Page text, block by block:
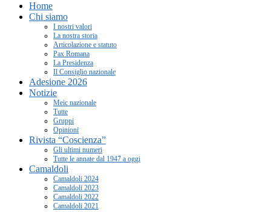
Home
Chi siamo
I nostri valori
La nostra storia
Articolazione e statuto
Pax Romana
La Presidenza
Il Consiglio nazionale
Adesione 2026
Notizie
Meic nazionale
Tutte
Gruppi
Opinioni
Rivista “Coscienza”
Gli ultimi numeri
Tutte le annate dal 1947 a oggi
Camaldoli
Camaldoli 2024
Camaldoli 2023
Camaldoli 2022
Camaldoli 2021